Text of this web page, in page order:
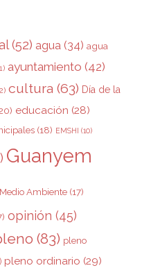
(52) agua (34) agua
ayuntamiento (42)
cultura (63) Día de la
educación (28)
(18) EMSHI (10)
Guanyem
Medio Ambiente (17)
opinión (45)
(83) pleno
pleno ordinario (29)